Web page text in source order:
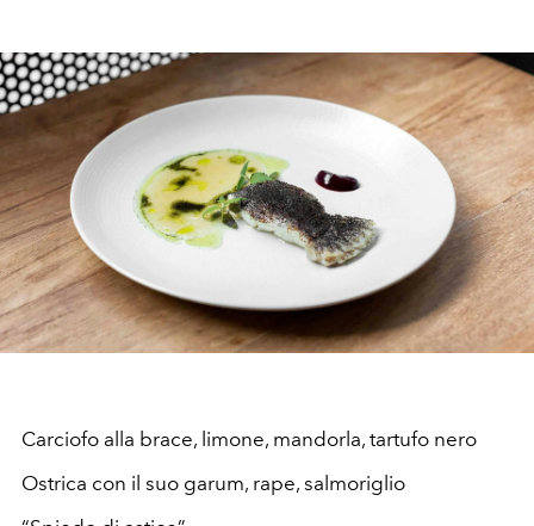
Carciofo alla brace, limone, mandorla, tartufo nero
Ostrica con il suo garum, rape, salmoriglio